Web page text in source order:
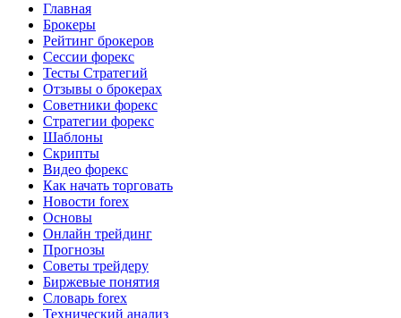
Главная
Брокеры
Рейтинг брокеров
Сессии форекс
Тесты Стратегий
Отзывы о брокерах
Советники форекс
Стратегии форекс
Шаблоны
Скрипты
Видео форекс
Как начать торговать
Новости forex
Основы
Онлайн трейдинг
Прогнозы
Советы трейдеру
Биржевые понятия
Словарь forex
Технический анализ